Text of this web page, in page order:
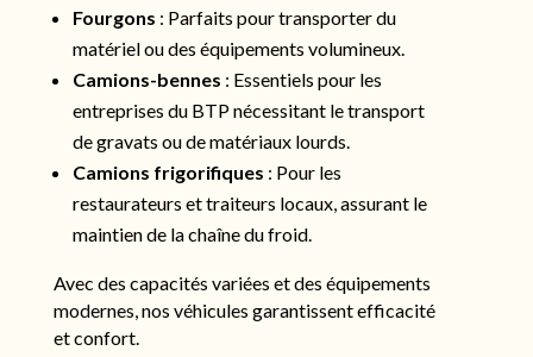
Fourgons : Parfaits pour transporter du
matériel ou des équipements volumineux.
Camions-bennes : Essentiels pour les
entreprises du BTP nécessitant le transport
de gravats ou de matériaux lourds.
Camions frigorifiques : Pour les
restaurateurs et traiteurs locaux, assurant le
maintien de la chaîne du froid.
Avec des capacités variées et des équipements
modernes, nos véhicules garantissent efficacité
et confort.